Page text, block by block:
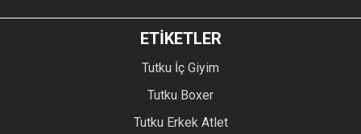
ETİKETLER
Tutku İç Giyim
Tutku Boxer
Tutku Erkek Atlet